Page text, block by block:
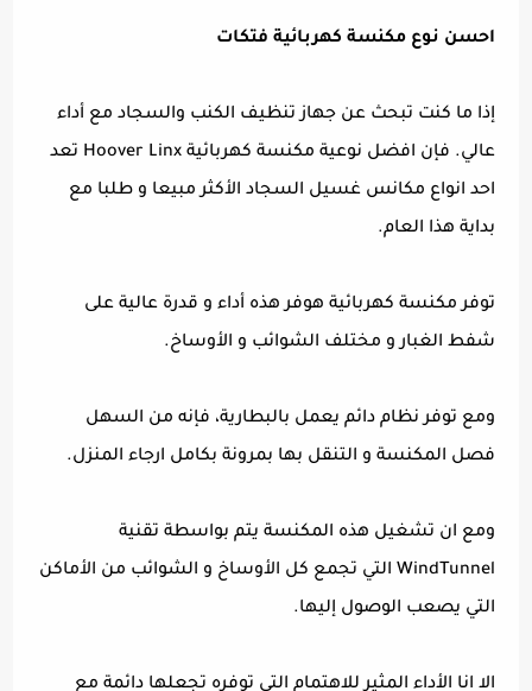
احسن نوع مكنسة كهربائية فتكات
إذا ما كنت تبحث عن جهاز تنظيف الكنب والسجاد مع أداء
عالي. فإن افضل نوعية مكنسة كهربائية Hoover Linx تعد
احد انواع مكانس غسيل السجاد الأكثر مبيعا و طلبا مع
بداية هذا العام.
توفر مكنسة كهربائية هوفر هذه أداء و قدرة عالية على
شفط الغبار و مختلف الشوائب و الأوساخ.
ومع توفر نظام دائم يعمل بالبطارية، فإنه من السهل
فصل المكنسة و التنقل بها بمرونة بكامل ارجاء المنزل.
ومع ان تشغيل هذه المكنسة يتم بواسطة تقنية
WindTunnel التي تجمع كل الأوساخ و الشوائب من الأماكن
التي يصعب الوصول إليها.
الا انا الأداء المثير للاهتمام التي توفره تجعلها دائمة مع